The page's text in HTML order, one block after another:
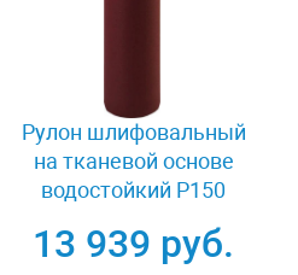
Рулон шлифовальный
на тканевой основе
водостойкий Р150
35501-150
13 939 руб.